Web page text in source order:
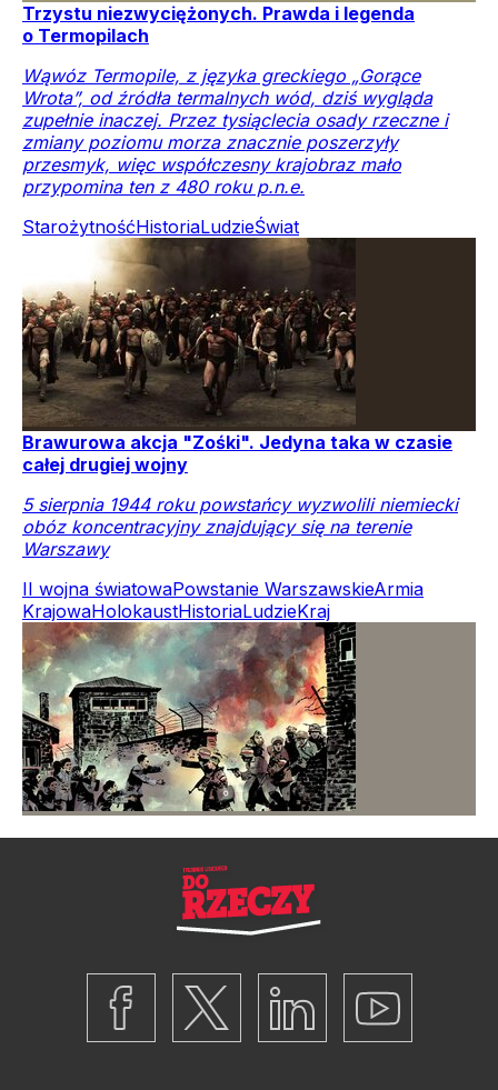
Trzystu niezwyciężonych. Prawda i legenda
o Termopilach
Wąwóz Termopile, z języka greckiego „Gorące
Wrota”, od źródła termalnych wód, dziś wygląda
zupełnie inaczej. Przez tysiąclecia osady rzeczne i
zmiany poziomu morza znacznie poszerzyły
przesmyk, więc współczesny krajobraz mało
przypomina ten z 480 roku p.n.e.
StarożytnośćHistoriaLudzieŚwiat
Brawurowa akcja "Zośki". Jedyna taka w czasie
całej drugiej wojny
5 sierpnia 1944 roku powstańcy wyzwolili niemiecki
obóz koncentracyjny znajdujący się na terenie
Warszawy
II wojna światowaPowstanie WarszawskieArmia
KrajowaHolokaustHistoriaLudzieKraj